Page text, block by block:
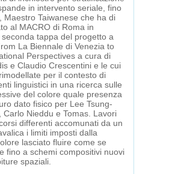
in intervento seriale, fino
Maestro Taiwanese che ha di
al MACRO di Roma in
tappa del progetto a
La Biennale di Venezia to
Perspectives a cura di
e Claudio Crescentini e le cui
per il contesto di
linguistici in una ricerca sulle
del colore quale presenza
dato fisico per Lee Tsung-
Carlo Nieddu e Tomas. Lavori
differenti accomunati da un
i limiti imposti dalla
lasciato fluire come se
fino a schemi compositivi nuovi
spaziali.